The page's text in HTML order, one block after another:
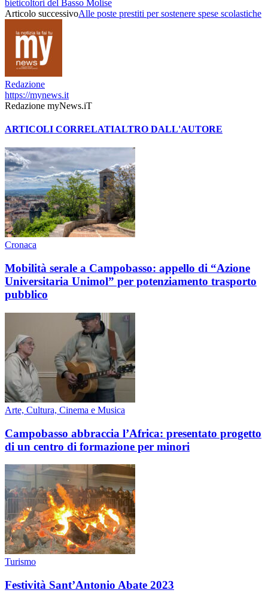
bieticoltori del Basso Molise
Articolo successivoAlle poste prestiti per sostenere spese scolastiche
Redazione
https://mynews.it
Redazione myNews.iT
ARTICOLI CORRELATIALTRO DALL'AUTORE
Cronaca
Mobilità serale a Campobasso: appello di “Azione
Universitaria Unimol” per potenziamento trasporto
pubblico
Arte, Cultura, Cinema e Musica
Campobasso abbraccia l’Africa: presentato progetto
di un centro di formazione per minori
Turismo
Festività Sant’Antonio Abate 2023